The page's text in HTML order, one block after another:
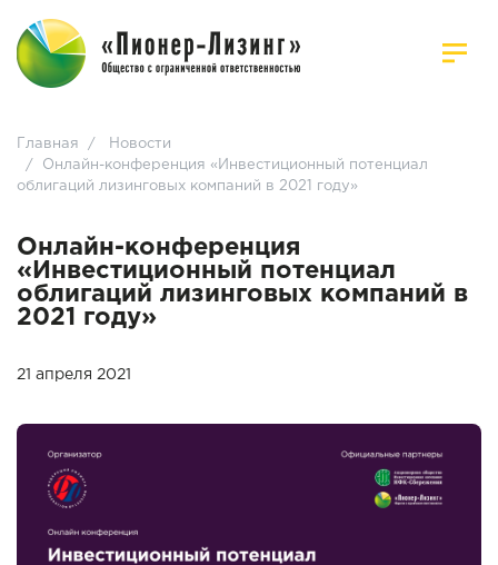
Главная /
Новости
/
Онлайн-конференция «Инвестиционный потенциал
облигаций лизинговых компаний в 2021 году»
Онлайн-конференция
«Инвестиционный потенциал
облигаций лизинговых компаний в
2021 году»
21 апреля 2021